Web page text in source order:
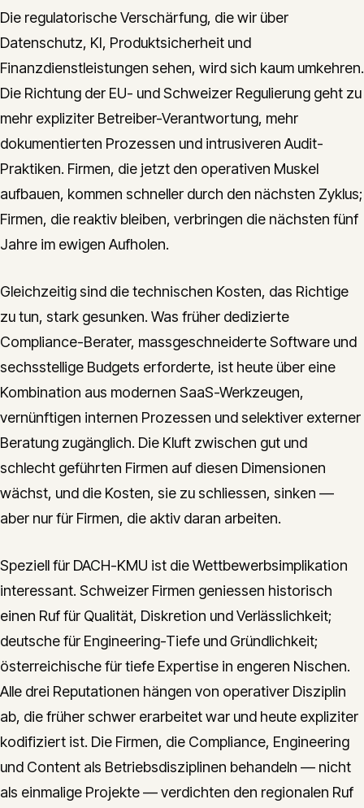
Die regulatorische Verschärfung, die wir über
Datenschutz, KI, Produktsicherheit und
Finanzdienstleistungen sehen, wird sich kaum umkehren.
Die Richtung der EU- und Schweizer Regulierung geht zu
mehr expliziter Betreiber-Verantwortung, mehr
dokumentierten Prozessen und intrusiveren Audit-
Praktiken. Firmen, die jetzt den operativen Muskel
aufbauen, kommen schneller durch den nächsten Zyklus;
Firmen, die reaktiv bleiben, verbringen die nächsten fünf
Jahre im ewigen Aufholen.
Gleichzeitig sind die technischen Kosten, das Richtige
zu tun, stark gesunken. Was früher dedizierte
Compliance-Berater, massgeschneiderte Software und
sechsstellige Budgets erforderte, ist heute über eine
Kombination aus modernen SaaS-Werkzeugen,
vernünftigen internen Prozessen und selektiver externer
Beratung zugänglich. Die Kluft zwischen gut und
schlecht geführten Firmen auf diesen Dimensionen
wächst, und die Kosten, sie zu schliessen, sinken —
aber nur für Firmen, die aktiv daran arbeiten.
Speziell für DACH-KMU ist die Wettbewerbsimplikation
interessant. Schweizer Firmen geniessen historisch
einen Ruf für Qualität, Diskretion und Verlässlichkeit;
deutsche für Engineering-Tiefe und Gründlichkeit;
österreichische für tiefe Expertise in engeren Nischen.
Alle drei Reputationen hängen von operativer Disziplin
ab, die früher schwer erarbeitet war und heute expliziter
kodifiziert ist. Die Firmen, die Compliance, Engineering
und Content als Betriebsdisziplinen behandeln — nicht
als einmalige Projekte — verdichten den regionalen Ruf